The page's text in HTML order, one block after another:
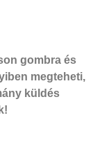
gombra és
megteheti,
küldés